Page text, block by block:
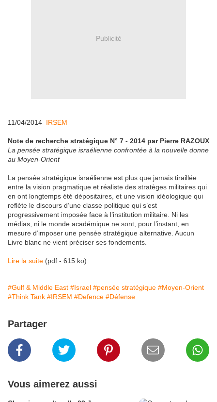
Publicité
11/04/2014 IRSEM
Note de recherche stratégique N° 7 - 2014 par Pierre RAZOUX
La pensée stratégique israélienne confrontée à la nouvelle donne
au Moyen-Orient
La pensée stratégique israélienne est plus que jamais tiraillée
entre la vision pragmatique et réaliste des stratèges militaires qui
en ont longtemps été dépositaires, et une vision idéologique qui
reflète le discours d’une classe politique qui s’est
progressivement imposée face à l’institution militaire. Ni les
médias, ni le monde académique ne sont, pour l’instant, en
mesure d’imposer une pensée stratégique alternative. Aucun
Livre blanc ne vient préciser ses fondements.
Lire la suite (pdf - 615 ko)
#Gulf & Middle East #Israel #pensée stratégique #Moyen-Orient
#Think Tank #IRSEM #Defence #Défense
Partager
Vous aimerez aussi